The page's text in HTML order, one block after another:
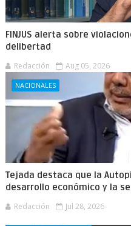
FINJUS alerta sobre
delibertad
Redacción Aug 05, 2026
NACIONALES
Tejada destaca que la
desarrollo económico y la
Redacción Jul 28, 2026